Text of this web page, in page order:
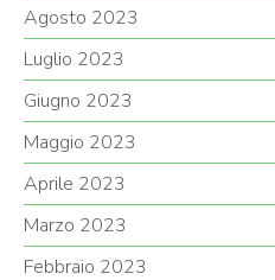
Agosto 2023
Luglio 2023
Giugno 2023
Maggio 2023
Aprile 2023
Marzo 2023
Febbraio 2023